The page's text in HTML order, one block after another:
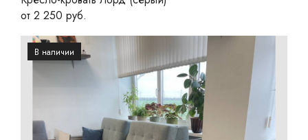
от 2 250 руб.
В наличии